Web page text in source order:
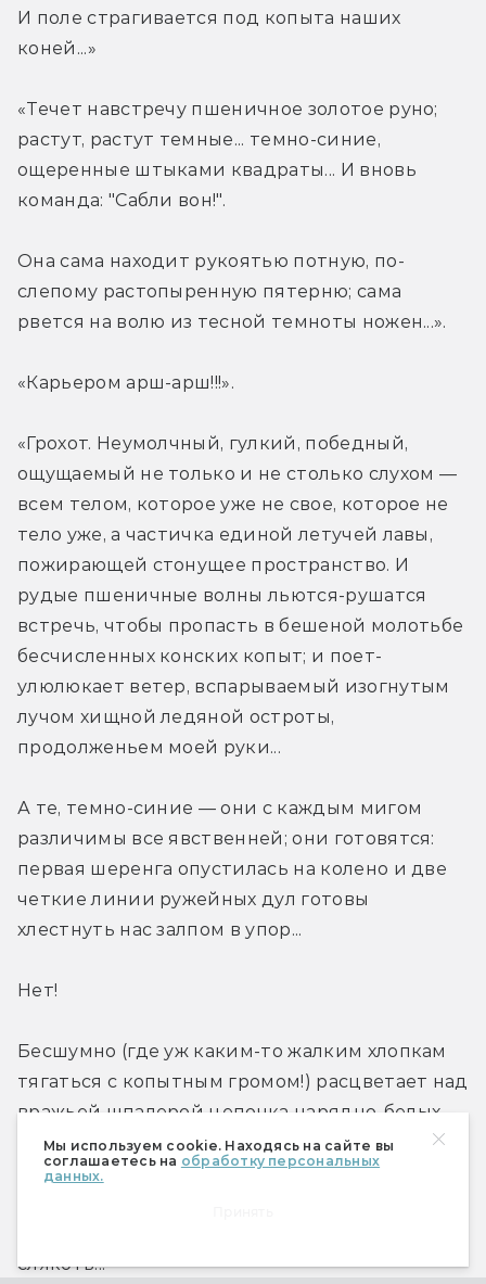
Мы используем cookie. Находясь на сайте вы
соглашаетесь на обработку персональных
данных.
И поле страгивается под копыта наших
коней...»
«Течет навстречу пшеничное золотое руно;
растут, растут темные... темно-синие,
ощеренные штыками квадраты... И вновь
команда: "Сабли вон!".
Она сама находит рукоятью потную, по-
слепому растопыренную пятерню; сама
рвется на волю из тесной темноты ножен...».
«Карьером арш-арш!!!».
«Грохот. Неумолчный, гулкий, победный,
ощущаемый не только и не столько слухом —
всем телом, которое уже не свое, которое не
тело уже, а частичка единой летучей лавы,
пожирающей стонущее пространство. И
рудые пшеничные волны льются-рушатся
встречь, чтобы пропасть в бешеной молотьбе
бесчисленных конских копыт; и поет-
улюлюкает ветер, вспарываемый изогнутым
лучом хищной ледяной остроты,
продолженьем моей руки...
А те, темно-синие — они с каждым мигом
различимы все явственней; они готовятся:
первая шеренга опустилась на колено и две
четкие линии ружейных дул готовы
хлестнуть нас залпом в упор...
Нет!
Бесшумно (где уж каким-то жалким хлопкам
тягаться с копытным громом!) расцветает над
вражьей шпалерой цепочка нарядно-белых
шрапнельных разрывов, превращая
геометрически четкий строй в
слякоть...